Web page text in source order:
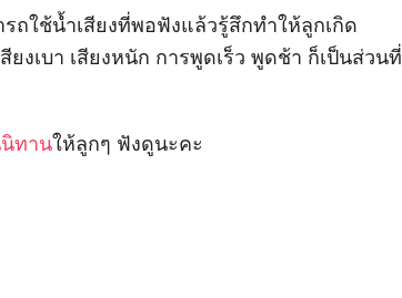
ถใช้น้ำเสียงที่พอฟังแล้วรู้สึกทำให้ลูกเกิด
งเบา เสียงหนัก การพูดเร็ว พูดช้า ก็เป็นส่วนที่
ทานให้ลูกๆ ฟังดูนะคะ